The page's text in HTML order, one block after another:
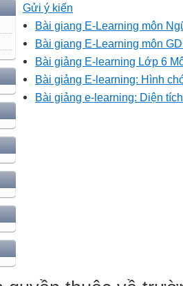
Gửi ý kiến
Bài giang E-Learning môn
Bài giang E-Learning môn
Bài giảng E-learning Lớp 6
Bài giảng E-learning: Hình
Bài giảng e-learning: Diện